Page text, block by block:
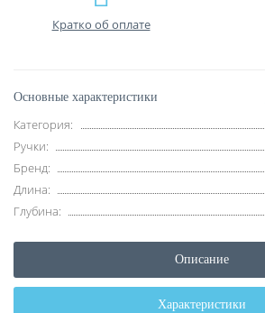
Кратко об оплате
Основные характеристики
Категория:
Ручки:
Бренд:
Длина:
Глубина:
Описание
Характеристики